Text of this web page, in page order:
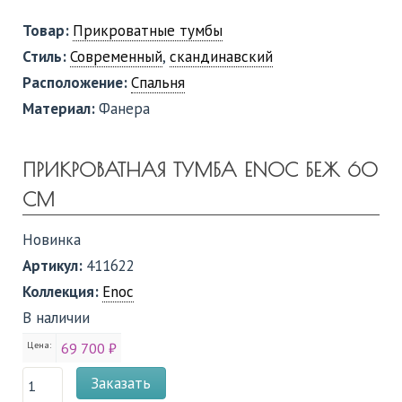
Товар: Прикроватные тумбы
Стиль:Современный, скандинавский
Расположение:Спальня
Материал:Фанера
ПРИКРОВАТНАЯ ТУМБА ENOC БЕЖ 60
СМ
Новинка
Артикул: 411622
Коллекция: Enoc
В наличии
Цена: 69 700 ₽
Заказать